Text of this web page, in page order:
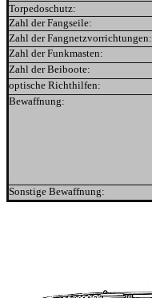
Torpedoschutz:
Zahl der Fangseile:
Zahl der Fangnetzvorrichtungen:
Zahl der Funkmasten:
Zahl der Beiboote:
optische Richthilfen:
Bewaffnung:
Sonstige Bewaffnung: